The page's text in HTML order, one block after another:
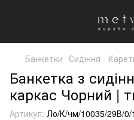
Банкетки Сидіння -
Банкетка з
каркас Чорний |
Артикул: Ло/К/чм/10035/29В/0/